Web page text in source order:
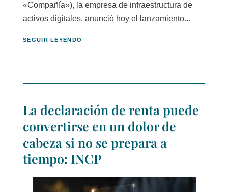
«Compañía»), la empresa de infraestructura de
activos digitales, anunció hoy el lanzamiento...
SEGUIR LEYENDO
La declaración de renta puede
convertirse en un dolor de
cabeza si no se prepara a
tiempo: INCP